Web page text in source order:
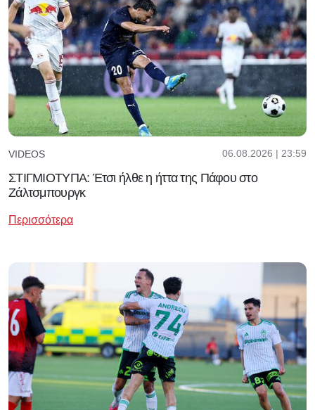
VIDEOS 06.08.2026 | 23:59
ΣΤΙΓΜΙΟΤΥΠΑ: Έτσι ήλθε η ήττα της Πάφου στο
Ζάλτσμπουργκ
Περισσότερα